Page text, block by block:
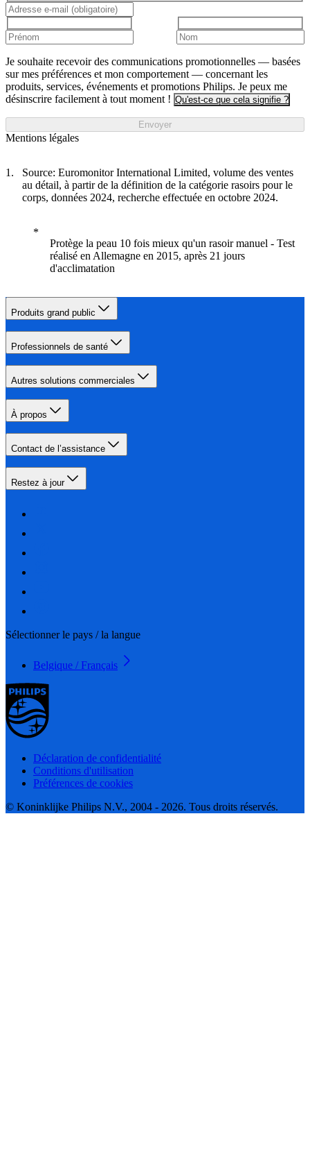
Je souhaite recevoir des communications promotionnelles — basées
sur mes préférences et mon comportement — concernant les
produits, services, événements et promotions Philips. Je peux me
désinscrire facilement à tout moment ! Qu'est-ce que cela signifie ?
Envoyer
Mentions légales
Source: Euromonitor International Limited, volume des ventes
au détail, à partir de la définition de la catégorie rasoirs pour le
corps, données 2024, recherche effectuée en octobre 2024.
Protège la peau 10 fois mieux qu'un rasoir manuel - Test
réalisé en Allemagne en 2015, après 21 jours
d'acclimatation
Produits grand public
Professionnels de santé
Autres solutions commerciales
À propos
Contact de l’assistance
Restez à jour
Sélectionner le pays / la langue
Belgique / Français
Déclaration de confidentialité
Conditions d'utilisation
Préférences de cookies
© Koninklijke Philips N.V., 2004 - 2026. Tous droits réservés.